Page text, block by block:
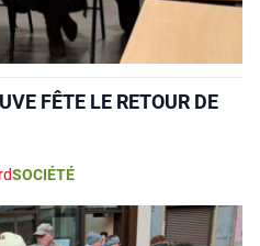
FÊTE LE RETOUR DE
SOCIÉTÉ